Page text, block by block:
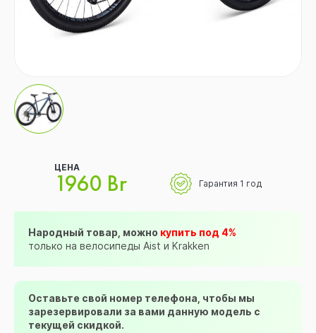
ЦЕНА
1960 Br Гарантия 1 год
Народный товар, можно купить под 4%
только на велосипеды Aist и Krakken
Оставьте свой номер телефона, чтобы мы
зарезервировали за вами данную модель с
текущей скидкой.